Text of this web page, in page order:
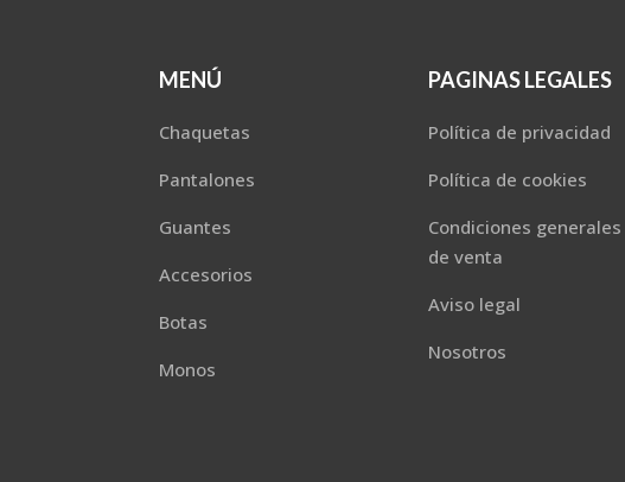
MENÚ
Chaquetas
Pantalones
Guantes
Accesorios
Botas
Monos
PAGINAS LEGALES
Política de privacidad
Política de cookies
Condiciones generales
de venta
Aviso legal
Nosotros